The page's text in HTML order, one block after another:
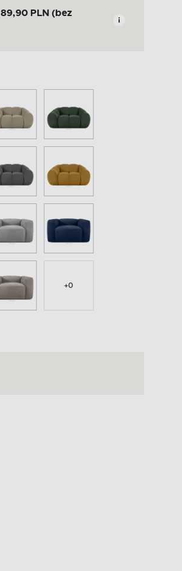
89,90 PLN (bez
+0